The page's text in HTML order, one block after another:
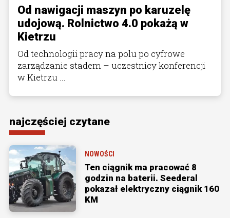
Od nawigacji maszyn po karuzelę
udojową. Rolnictwo 4.0 pokażą w
Kietrzu
Od technologii pracy na polu po cyfrowe
zarządzanie stadem – uczestnicy konferencji
w Kietrzu ...
najczęściej czytane
NOWOŚCI
Ten ciągnik ma pracować 8
godzin na baterii. Seederal
pokazał elektryczny ciągnik 160
KM